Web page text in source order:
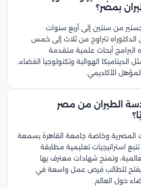
بمصر؟
من سنتين إلى أربع سنوات
الدكتوراه تتراوح من ثلاث إلى خمس
أبحاث علمية متقدمة
الهوائية وتكنولوجيا الفضاء،
الأكاديمي.
الطيران من مصر
المصرية وخاصة جامعة القاهرة بسمعة
استراتيجيات تعليمية مطابقة
وتمنح شهادات معترف بها
يفتح للطالب فرص عمل واسعة في
حول العالم.